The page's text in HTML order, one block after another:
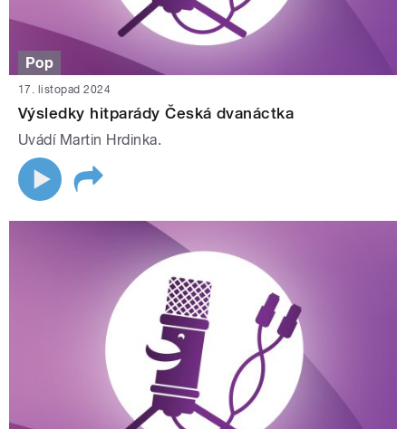
Pop
17. listopad 2024
Výsledky hitparády Česká dvanáctka
Uvádí Martin Hrdinka.